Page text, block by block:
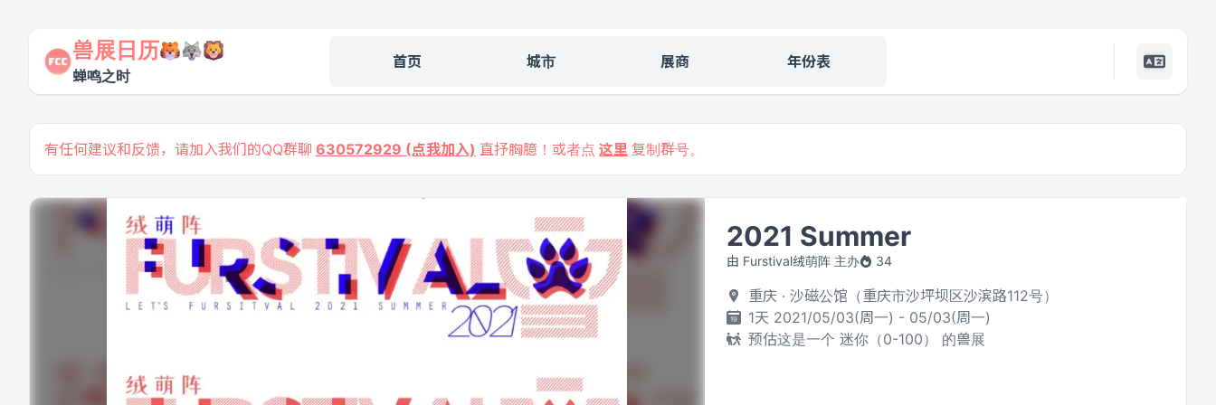
兽展日历
蝉鸣之时
首页 城市 展商 年份表
有任何建议和反馈，请加入我们的QQ群聊 630572929 (点我加入) 直抒胸臆！或者点 这里 复制群号。
2021 Summer
由 Furstival绒萌阵 主办 34
重庆 · 沙磁公馆（重庆市沙坪坝区沙滨路112号）
1天 2021/05/03(周一) - 05/03(周一)
预估这是一个 迷你（0-100） 的兽展